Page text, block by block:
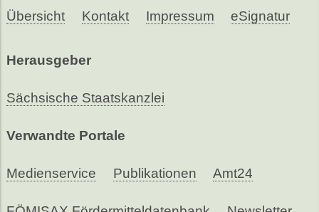
Übersicht Kontakt Impressum eSignatur
Herausgeber
Sächsische Staatskanzlei
Verwandte Portale
Medienservice Publikationen Amt24